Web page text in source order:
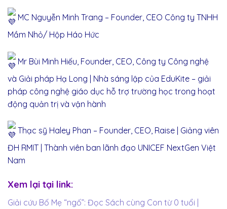
MC Nguyễn Minh Trang – Founder, CEO Công ty TNHH
Mầm Nhỏ/ Hộp Háo Hức
Mr Bùi Minh Hiếu, Founder, CEO, Công ty Công nghệ
và Giải pháp Hạ Long | Nhà sáng lập của EduKite – giải
pháp công nghệ giáo dục hỗ trợ trường học trong hoạt
động quản trị và vận hành
Thạc sỹ Haley Phan – Founder, CEO, Raise | Giảng viên
ĐH RMIT | Thành viên ban lãnh đạo UNICEF NextGen Việt
Nam
Xem lại tại link:
Giải cứu Bố Mẹ “ngố”: Đọc Sách cùng Con từ 0 tuổi |